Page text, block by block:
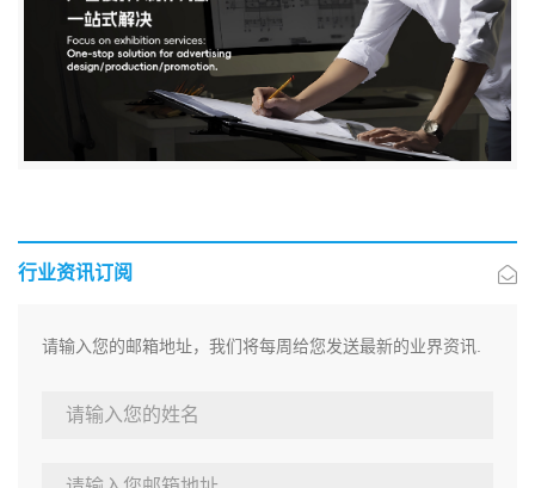
行业资讯订阅
请输入您的邮箱地址，我们将每周给您发送最新的业界资讯.